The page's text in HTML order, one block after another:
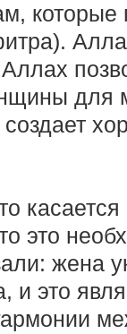
для
это
жена
и это